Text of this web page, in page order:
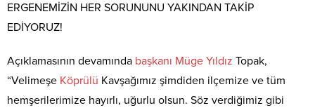
ERGENEMİZİN HER SORUNUNU YAKINDAN TAKİP
EDİYORUZ!
Açıklamasının devamında başkanı Müge Yıldız Topak,
“Velimeşe Köprülü Kavşağımız şimdiden ilçemize ve tüm
hemşerilerimize hayırlı, uğurlu olsun. Söz verdiğimiz gibi